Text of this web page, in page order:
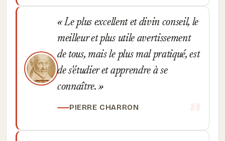
Le plus excellent et divin conseil, le
meilleur et plus utile avertissement
de tous, mais le plus mal pratiqué, est
de s'étudier et apprendre à se
connaître.
PIERRE CHARRON